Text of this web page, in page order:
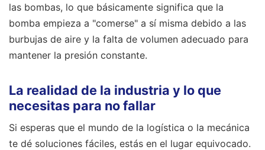
las bombas, lo que básicamente significa que la
bomba empieza a "comerse" a sí misma debido a las
burbujas de aire y la falta de volumen adecuado para
mantener la presión constante.
La realidad de la industria y lo que
necesitas para no fallar
Si esperas que el mundo de la logística o la mecánica
te dé soluciones fáciles, estás en el lugar equivocado.